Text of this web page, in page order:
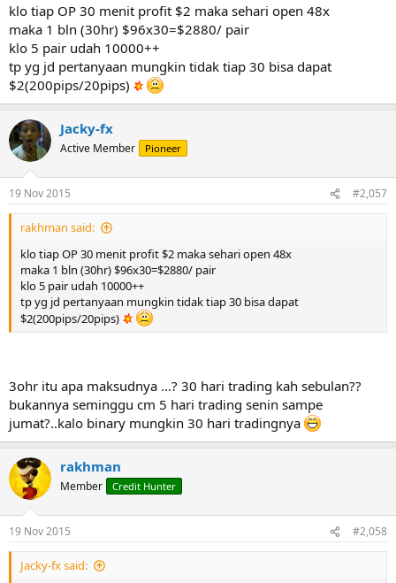
klo tiap OP 30 menit profit $2 maka sehari open 48x
maka 1 bln (30hr) $96x30=$2880/ pair
klo 5 pair udah 10000++
tp yg jd pertanyaan mungkin tidak tiap 30 bisa dapat
$2(200pips/20pips)
Jacky-fx
Active Member Pioneer
19 Nov 2015 #2,057
rakhman said:
klo tiap OP 30 menit profit $2 maka sehari open 48x
maka 1 bln (30hr) $96x30=$2880/ pair
klo 5 pair udah 10000++
tp yg jd pertanyaan mungkin tidak tiap 30 bisa dapat
$2(200pips/20pips)
3ohr itu apa maksudnya ...? 30 hari trading kah sebulan??
bukannya seminggu cm 5 hari trading senin sampe
jumat?..kalo binary mungkin 30 hari tradingnya
rakhman
Member Credit Hunter
19 Nov 2015 #2,058
Jacky-fx said: